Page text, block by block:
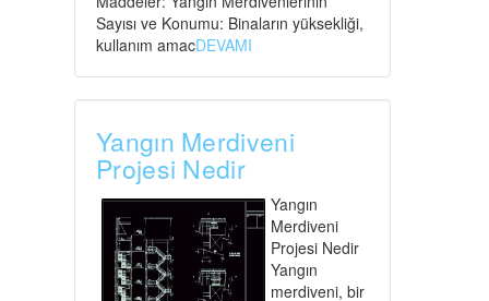
Sayısı ve Konumu: Binaların yüksekliği,
kullanım amacDEVAMI
Yangın Merdiveni
Projesi Nedir
Yangın
Merdiveni
Projesi Nedir
Yangın
merdiveni, bir